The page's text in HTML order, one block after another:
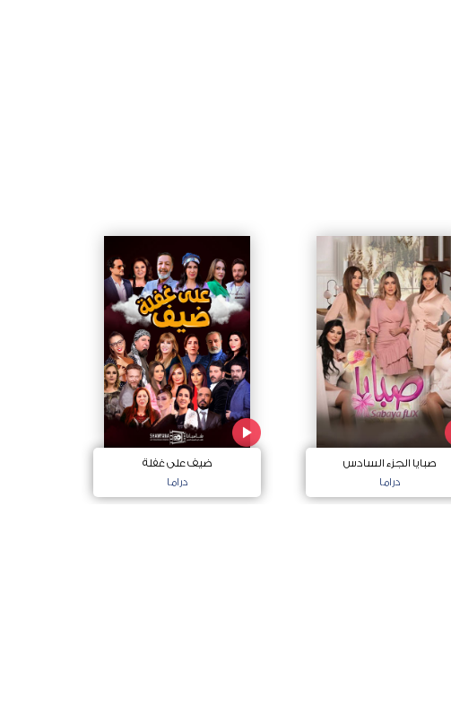
صبايا الجزء السادس
دراما
ضيف على غفلة
دراما